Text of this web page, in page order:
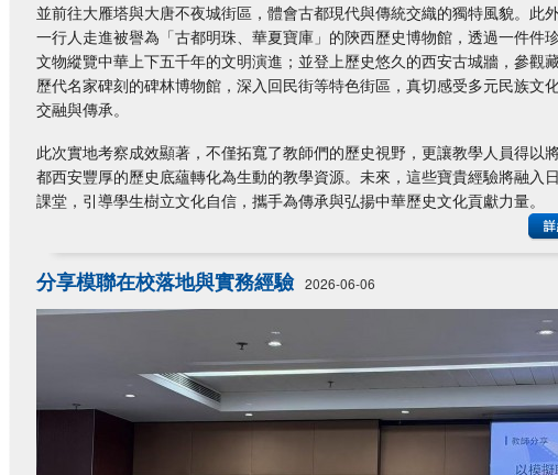
並前往大雁塔與大唐不夜城街區，體會古都現代與傳統交織的獨特風貌。此
一行人走進被譽為「古都明珠、華夏寶庫」的陝西歷史博物館，透過一件件
文物縱覽中華上下五千年的文明演進；並登上歷史悠久的西安古城牆，參觀
歷代名家碑刻的碑林博物館，深入回民街等特色街區，真切感受多元民族文
交融與傳承。
此次實地考察成效顯著，不僅拓寬了教師們的歷史視野，更讓教學人員得以
都西安豐厚的歷史底蘊轉化為生動的教學資源。未來，這些寶貴經驗將融入
課堂，引導學生樹立文化自信，攜手為傳承與弘揚中華歷史文化貢獻力量。
分享模聯在校落地與實務經驗 2026-06-06